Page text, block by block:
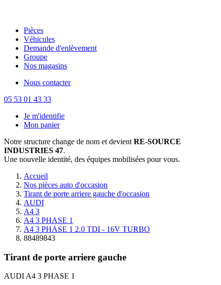
Pièces
Véhicules
Demande d'enlèvement
Groupe
Nos magasins
Nous contacter
05 53 01 43 33
Je m'identifie
Mon panier
Notre structure change de nom et devient RE-SOURCE
INDUSTRIES 47.
Une nouvelle identité, des équipes mobilisées pour vous.
Accueil
Nos pièces auto d'occasion
Tirant de porte arriere gauche d'occasion
AUDI
A4 3
A4 3 PHASE 1
A4 3 PHASE 1 2.0 TDI - 16V TURBO
88489843
Tirant de porte arriere gauche
AUDI A4 3 PHASE 1